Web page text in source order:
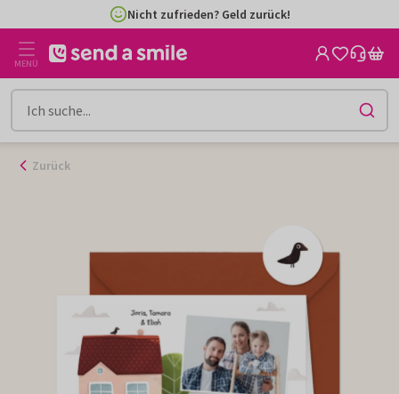
Inhalt
gehen
Nicht zufrieden? Geld zurück!
MENÜ
Zurück